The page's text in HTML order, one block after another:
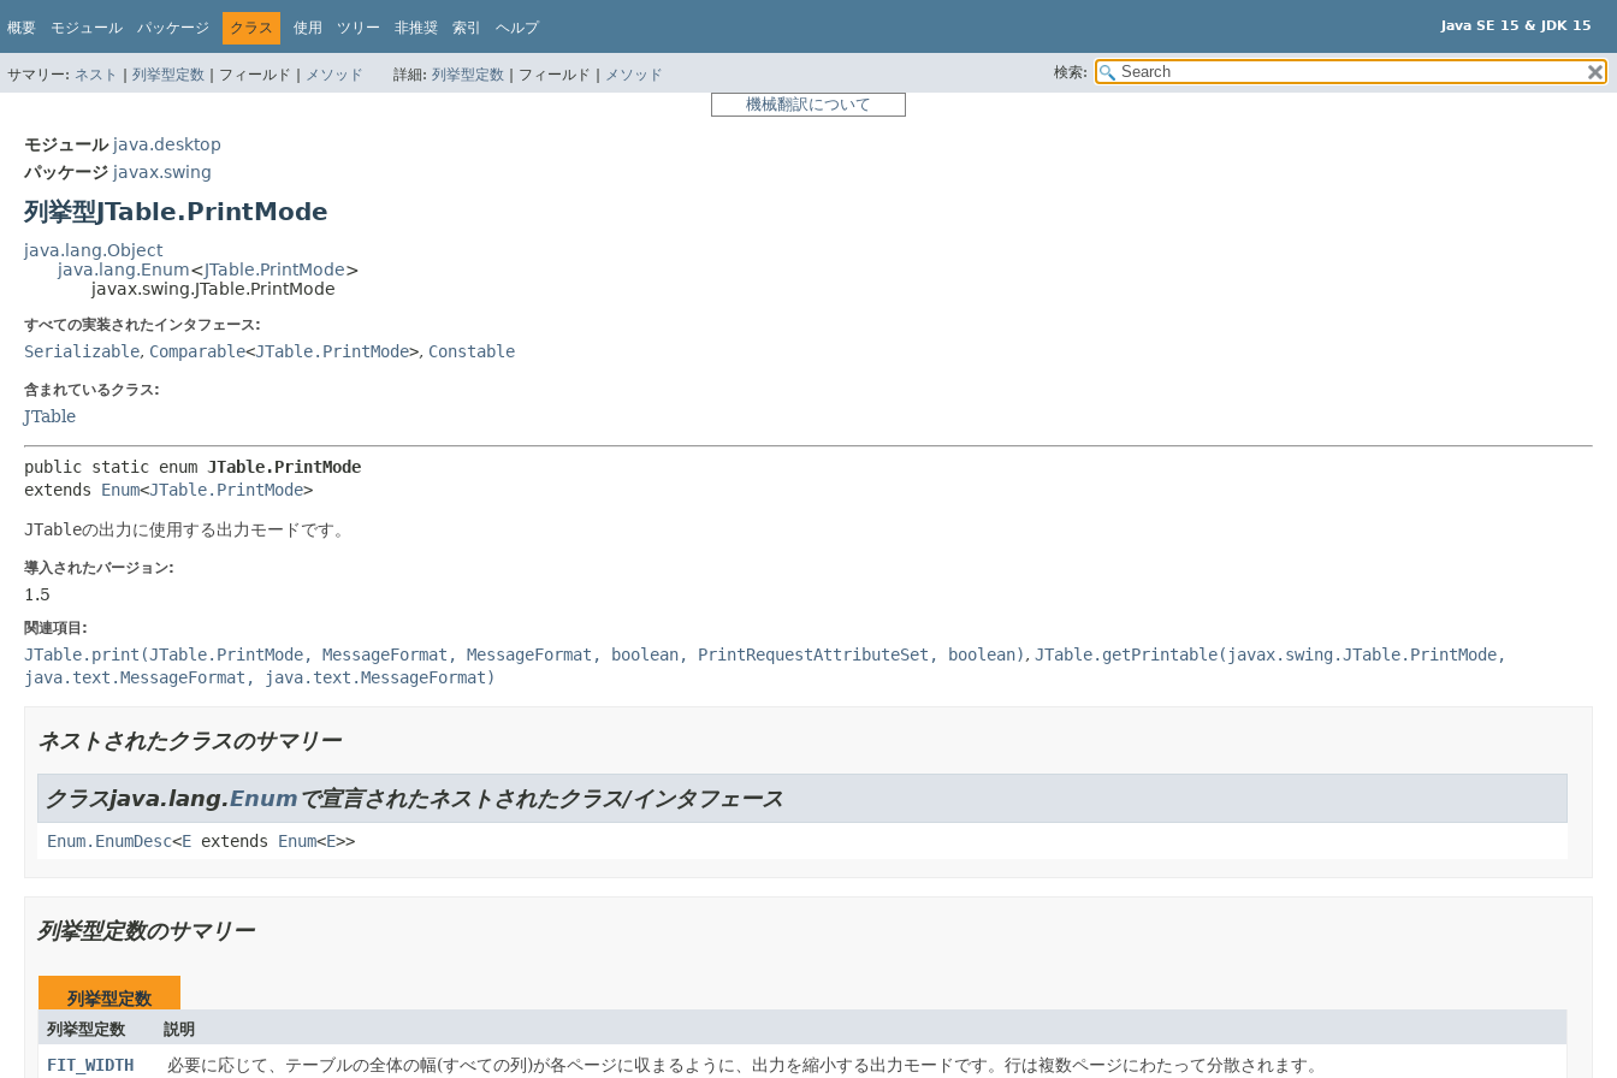
概要 モジュール パッケージ クラス 使用 ツリー 非推奨 索引 ヘルプ Java SE 15 & JDK 15
サマリー: ネスト | 列挙型定数 | フィールド | メソッド 詳細: 列挙型定数 | フィールド | メソッド 検索:
機械翻訳について
モジュール java.desktop
パッケージ javax.swing
列挙型JTable.PrintMode
java.lang.Object
java.lang.Enum<JTable.PrintMode>
javax.swing.JTable.PrintMode
すべての実装されたインタフェース:
Serializable, Comparable<JTable.PrintMode>, Constable
含まれているクラス:
JTable
public static enum JTable.PrintMode
extends Enum<JTable.PrintMode>
JTableの出力に使用する出力モードです。
導入されたバージョン:
1.5
関連項目:
JTable.print(JTable.PrintMode, MessageFormat, MessageFormat, boolean, PrintRequestAttributeSet, boolean), JTable.getPrintable(javax.swing.JTable.PrintMode,
java.text.MessageFormat, java.text.MessageFormat)
ネストされたクラスのサマリー
クラスjava.lang.Enumで宣言されたネストされたクラス/インタフェース
Enum.EnumDesc<E extends Enum<E>>
列挙型定数のサマリー
列挙型定数
列挙型定数 説明
FIT_WIDTH 必要に応じて、テーブルの全体の幅(すべての列)が各ページに収まるように、出力を縮小する出力モードです。行は複数ページにわたって分散されます。